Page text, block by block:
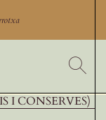
I CONSERVES)